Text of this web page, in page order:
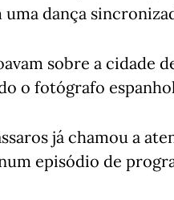
dança
sobre a cidade
o fotógrafo
já chamou a
episódio de